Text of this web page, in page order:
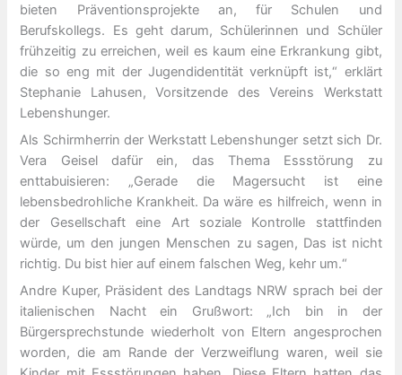
bieten Präventionsprojekte an, für Schulen und
Berufskollegs. Es geht darum, Schülerinnen und Schüler
frühzeitig zu erreichen, weil es kaum eine Erkrankung gibt,
die so eng mit der Jugendidentität verknüpft ist,“ erklärt
Stephanie Lahusen, Vorsitzende des Vereins Werkstatt
Lebenshunger.
Als Schirmherrin der Werkstatt Lebenshunger setzt sich Dr.
Vera Geisel dafür ein, das Thema Essstörung zu
enttabuisieren: „Gerade die Magersucht ist eine
lebensbedrohliche Krankheit. Da wäre es hilfreich, wenn in
der Gesellschaft eine Art soziale Kontrolle stattfinden
würde, um den jungen Menschen zu sagen, Das ist nicht
richtig. Du bist hier auf einem falschen Weg, kehr um.“
Andre Kuper, Präsident des Landtags NRW sprach bei der
italienischen Nacht ein Grußwort: „Ich bin in der
Bürgersprechstunde wiederholt von Eltern angesprochen
worden, die am Rande der Verzweiflung waren, weil sie